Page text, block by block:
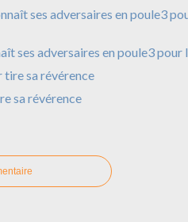
ses adversaires en poule3 pour
sa révérence